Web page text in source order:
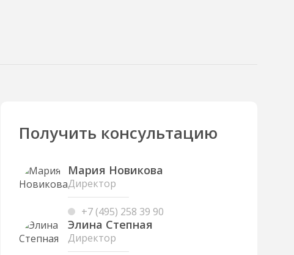
Получить консультацию
Мария Новикова
Директор
+7 (495) 258 39 90
Элина Степная
Директор